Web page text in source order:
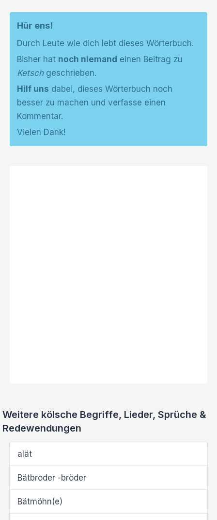
Hür ens!
Durch Leute wie dich lebt dieses Wörterbuch.
Bisher hat noch niemand einen Beitrag zu
Ketschgeschrieben.
Hilf uns dabei, dieses Wörterbuch noch
besser zu machen und verfasse einen
Kommentar.
Vielen Dank!
Weitere kölsche Begriffe, Lieder, Sprüche &
Redewendungen
alät
Bätbroder -bröder
Bätmöhn(e)